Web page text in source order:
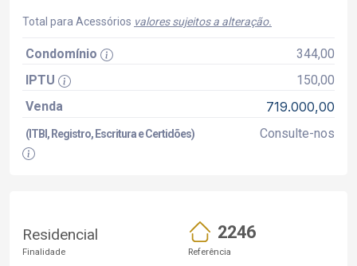
Total para Acessórios valores sujeitos a alteração.
Condomínio
344,00
IPTU
150,00
Venda
719.000,00
(ITBI, Registro, Escritura e Certidões) Consulte-nos
Residencial
Finalidade
2246
Referência